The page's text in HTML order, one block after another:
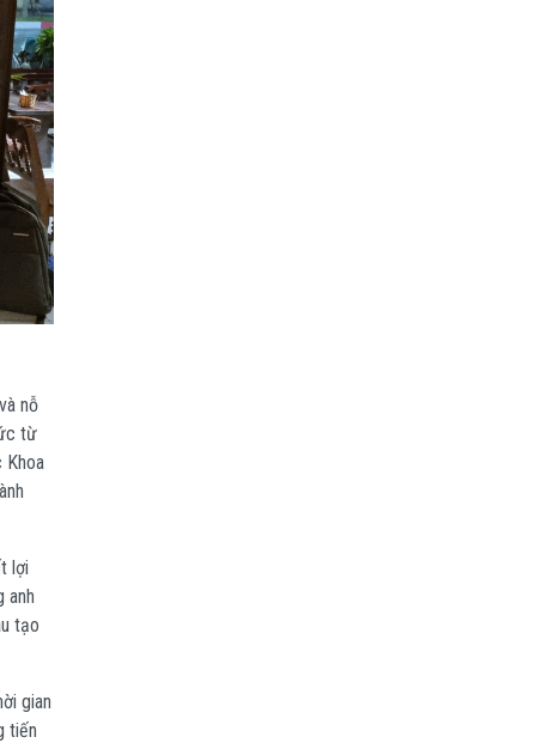
nỗ
từ
Khoa
lợi
anh
tạo
gian
tiến